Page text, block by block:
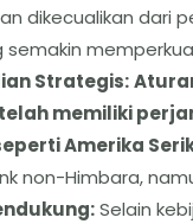
dikecualikan dari
semakin
Strategis:
memiliki
Amerika
non-Himbara,
Selain